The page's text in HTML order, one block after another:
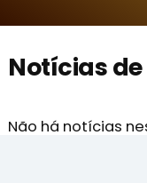
Notícias de
Não há notícias